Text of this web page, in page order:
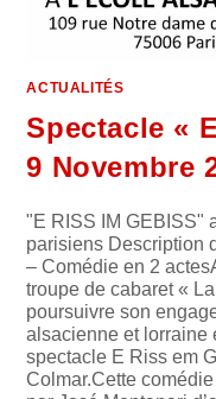
ACTUALITÉS
Spectacle «
9 Novembre
"E RISS IM GEBISS"
parisiens Description
– Comédie en 2
troupe de cabaret «
poursuivre son
alsacienne et lorraine
spectacle E Riss em
Colmar.Cette